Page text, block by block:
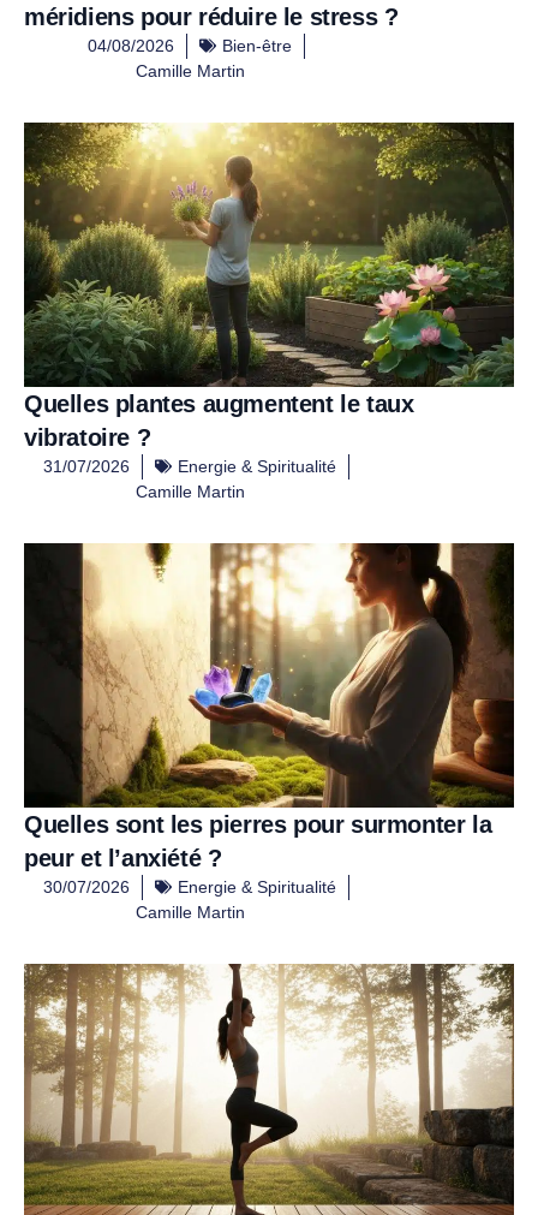
méridiens pour réduire le stress ?
04/08/2026
Bien-être
Camille Martin
Quelles plantes augmentent le taux
vibratoire ?
31/07/2026
Energie & Spiritualité
Camille Martin
Quelles sont les pierres pour surmonter la
peur et l’anxiété ?
30/07/2026
Energie & Spiritualité
Camille Martin